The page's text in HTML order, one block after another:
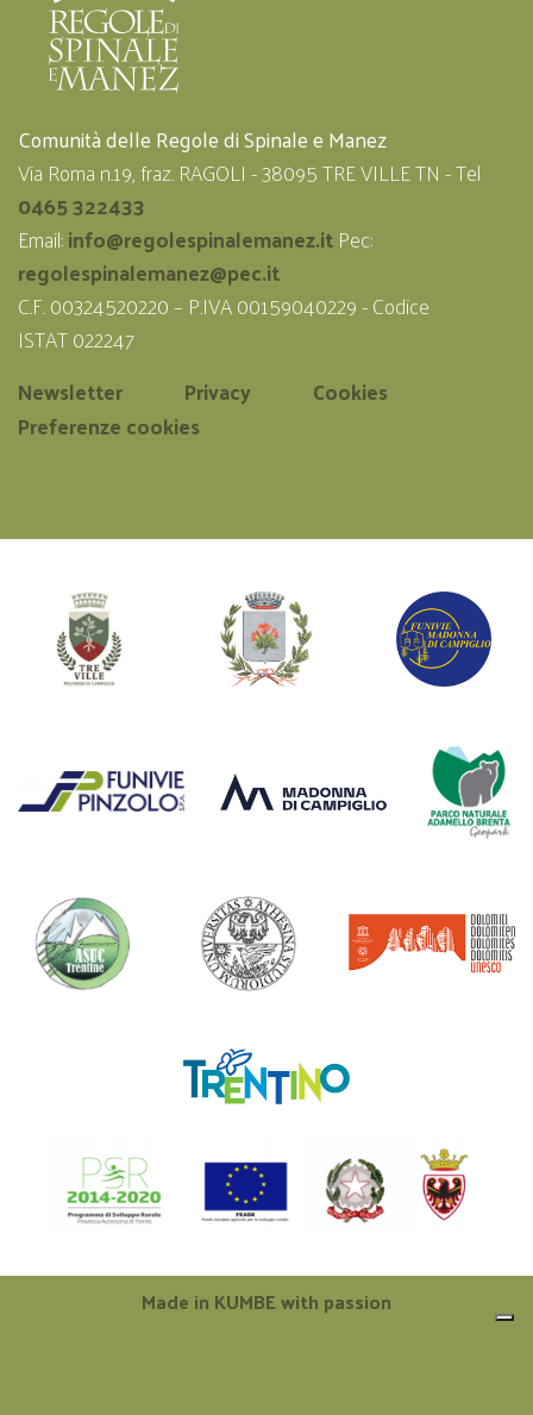
Comunità delle Regole di Spinale e Manez
Via Roma n.19, fraz. RAGOLI - 38095 TRE VILLE TN - Tel
0465 322433
Email:info@regolespinalemanez.itPec:
regolespinalemanez@pec.it
C.F. 00324520220 – P.IVA 00159040229 - Codice
ISTAT 022247
Newsletter
Privacy
Cookies
Preferenze cookies
Made in KUMBEwith passion